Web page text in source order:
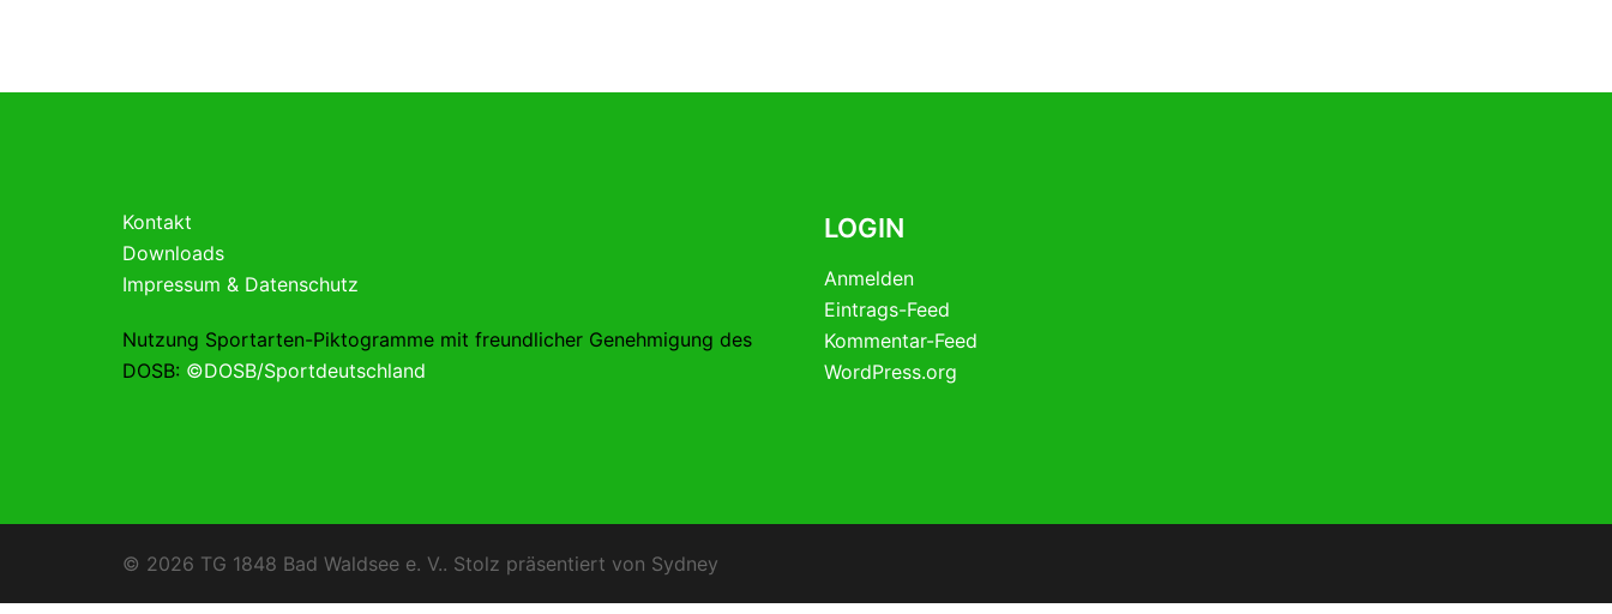
Kontakt
Downloads
Impressum & Datenschutz
Nutzung Sportarten-Piktogramme mit freundlicher Genehmigung des
DOSB: ©DOSB/Sportdeutschland
LOGIN
Anmelden
Eintrags-Feed
Kommentar-Feed
WordPress.org
© 2026 TG 1848 Bad Waldsee e. V.. Stolz präsentiert von Sydney